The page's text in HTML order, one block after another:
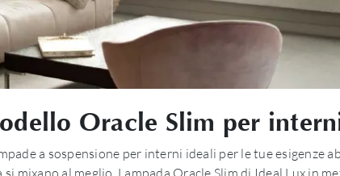
Oracle Slim per
a sospensione per interni ideali per le tue esigenze